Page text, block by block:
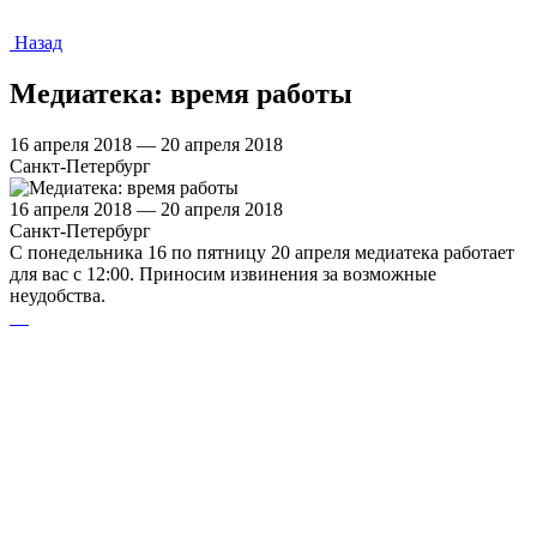
Назад
Медиатека: время работы
16 апреля 2018 — 20 апреля 2018
Санкт-Петербург
16 апреля 2018 — 20 апреля 2018
Санкт-Петербург
С понедельника 16 по пятницу 20 апреля медиатека работает
для вас с 12:00. Приносим извинения за возможные
неудобства.